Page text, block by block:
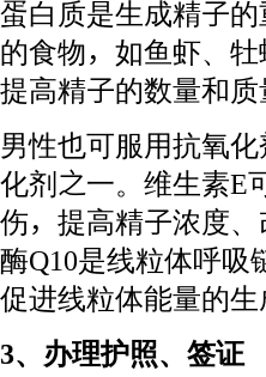
蛋白质是生成精子
的食物，如鱼虾、
提高精子的数量和质
男性也可服用抗氧
化剂之一。维生素E
伤，提高精子浓度
酶Q10是线粒体呼吸
促进线粒体能量的
3、办理护照、签证